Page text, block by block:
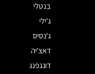
בנטלי
ג'ילי
ג'נסיס
דאצ'יה
דונגפנג